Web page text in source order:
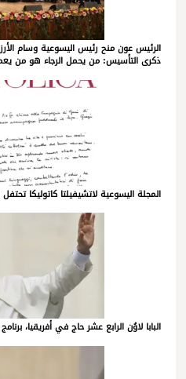
الرئيس عون منح رئيس اليسوعية وسام
ذكرى التأسيس: من يحمل الرجاء هو من
المجلة اليسوعية لاتشيفيلتا كاتوليكا
البابا لاوُن الرابع عشر حاج في أفريقيا،